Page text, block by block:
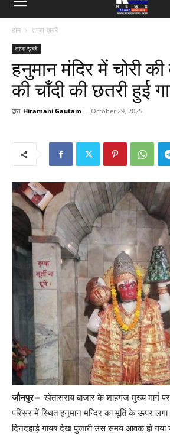
होम ताज़ा ख़बरें
ताज़ा ख़बरें
हनुमान मंदिर में चोरी की
की चाँदी की छतरी हुई
द्वारा Hiramani Gautam - October 29, 2025
जौनपुर – खेतासराय बाजार के शाहगंज मुख्य मार्ग
परिसर में स्थित हनुमान मन्दिर का मूर्ति के ऊपर लगा
दिनदहाड़े गायब देख पुजारी उस समय आवक हो गया